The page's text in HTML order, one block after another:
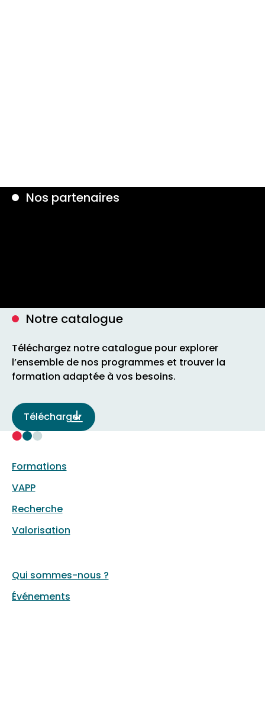
Nos partenaires
Notre catalogue
Téléchargez notre catalogue pour explorer
l’ensemble de nos programmes et trouver la
formation adaptée à vos besoins.
Télécharger
Formations
VAPP
Recherche
Valorisation
Qui sommes-nous ?
Événements